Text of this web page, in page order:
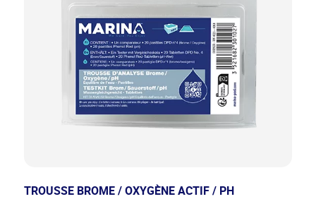
TROUSSE BROME / OXYGÈNE ACTIF / PH